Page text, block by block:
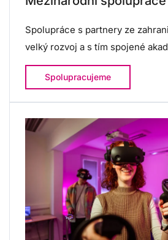
Spolupráce s partnery ze
velký rozvoj a s tím spojené
Spolupracujeme